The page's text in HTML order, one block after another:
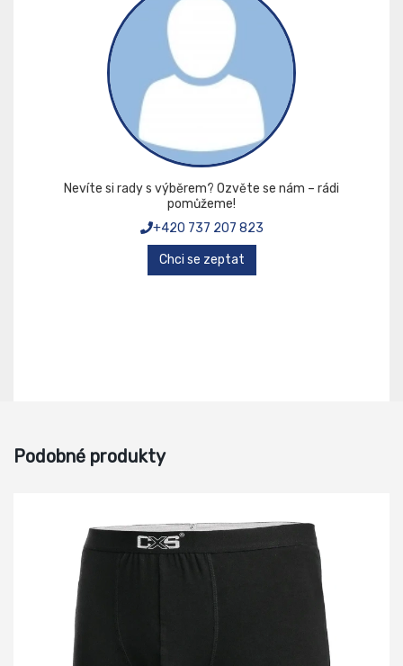
Nevíte si rady s výběrem? Ozvěte se nám – rádi
pomůžeme!
+420 737 207 823
Chci se zeptat
Podobné produkty